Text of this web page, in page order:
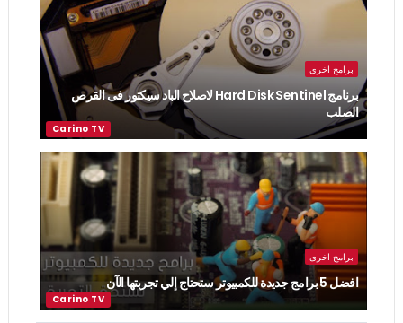
برامج اخرى
برنامج Hard Disk Sentinel لاصلاح الباد سيكتور فى القرص
الصلب
برامج اخرى
افضل 5 برامج جديدة للكمبيوتر ستحتاج إلي تجربتها الآن